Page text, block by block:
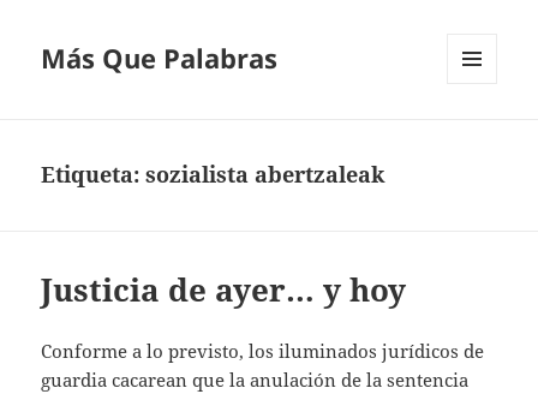
Más Que Palabras
Etiqueta:sozialista abertzaleak
Justicia de ayer… y hoy
Conforme a lo previsto, los iluminados jurídicos de
guardia cacarean que la anulación de la sentencia